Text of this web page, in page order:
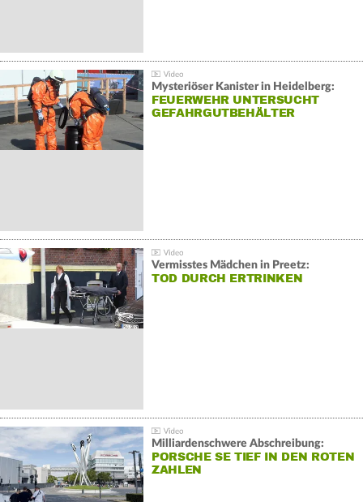
Mysteriöser Kanister in Heidelberg:
FEUERWEHR UNTERSUCHT
GEFAHRGUTBEHÄLTER
Vermisstes Mädchen in Preetz:
TOD DURCH ERTRINKEN
Milliardenschwere Abschreibung:
PORSCHE SE TIEF IN DEN ROTEN
ZAHLEN